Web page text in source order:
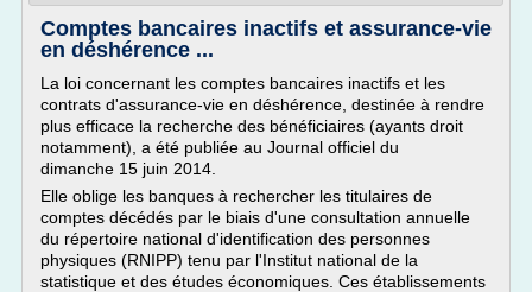
Comptes bancaires inactifs et assurance-vie
en déshérence ...
La loi concernant les comptes bancaires inactifs et les
contrats d'assurance-vie en déshérence, destinée à rendre
plus efficace la recherche des bénéficiaires (ayants droit
notamment), a été publiée au Journal officiel du
dimanche 15 juin 2014.
Elle oblige les banques à rechercher les titulaires de
comptes décédés par le biais d'une consultation annuelle
du répertoire national d'identification des personnes
physiques (RNIPP) tenu par l'Institut national de la
statistique et des études économiques. Ces établissements